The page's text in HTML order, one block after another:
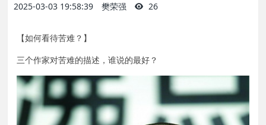
2025-03-03 19:58:39 樊荣强 26
【如何看待苦难？】
三个作家对苦难的描述，谁说的最好？